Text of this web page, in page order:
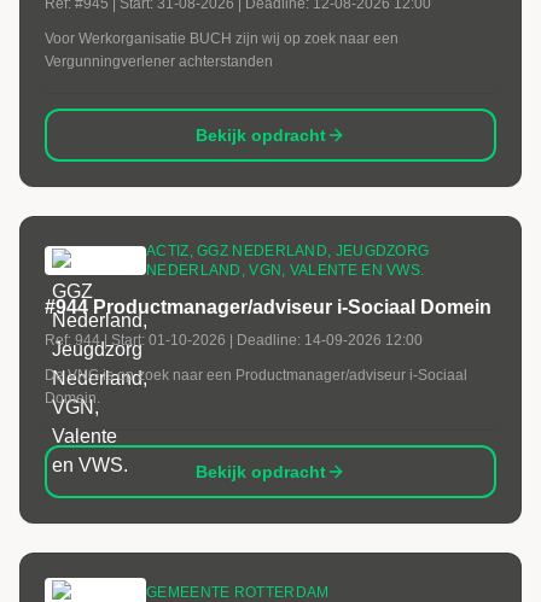
Ref: #945 | Start: 31-08-2026 | Deadline: 12-08-2026 12:00
Voor Werkorganisatie BUCH zijn wij op zoek naar een
Vergunningverlener achterstanden
Bekijk opdracht
ACTIZ, GGZ NEDERLAND, JEUGDZORG
NEDERLAND, VGN, VALENTE EN VWS.
#944 Productmanager/adviseur i-Sociaal Domein
Ref: 944| Start: 01-10-2026 | Deadline: 14-09-2026 12:00
De VNG is op zoek naar een Productmanager/adviseur i-Sociaal
Domein.
Bekijk opdracht
GEMEENTE ROTTERDAM